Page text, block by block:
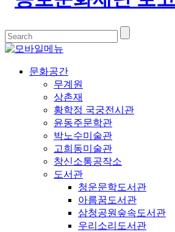
문화공간
무계원
상촌재
황학정 국궁전시관
윤동주문학관
박노수미술관
고희동미술관
창신소통공작소
도서관
청운문학도서관
아름꿈도서관
삼청공원숲속도서관
우리소리도서관